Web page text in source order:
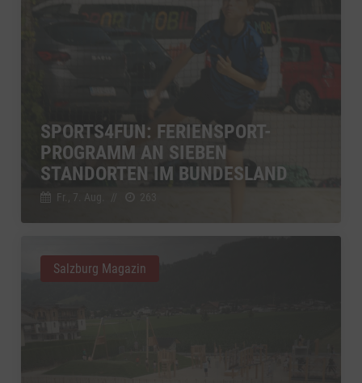
SPORTS4FUN: FERIENSPORT-
PROGRAMM AN SIEBEN
STANDORTEN IM BUNDESLAND
Fr., 7. Aug. 263
Salzburg Magazin